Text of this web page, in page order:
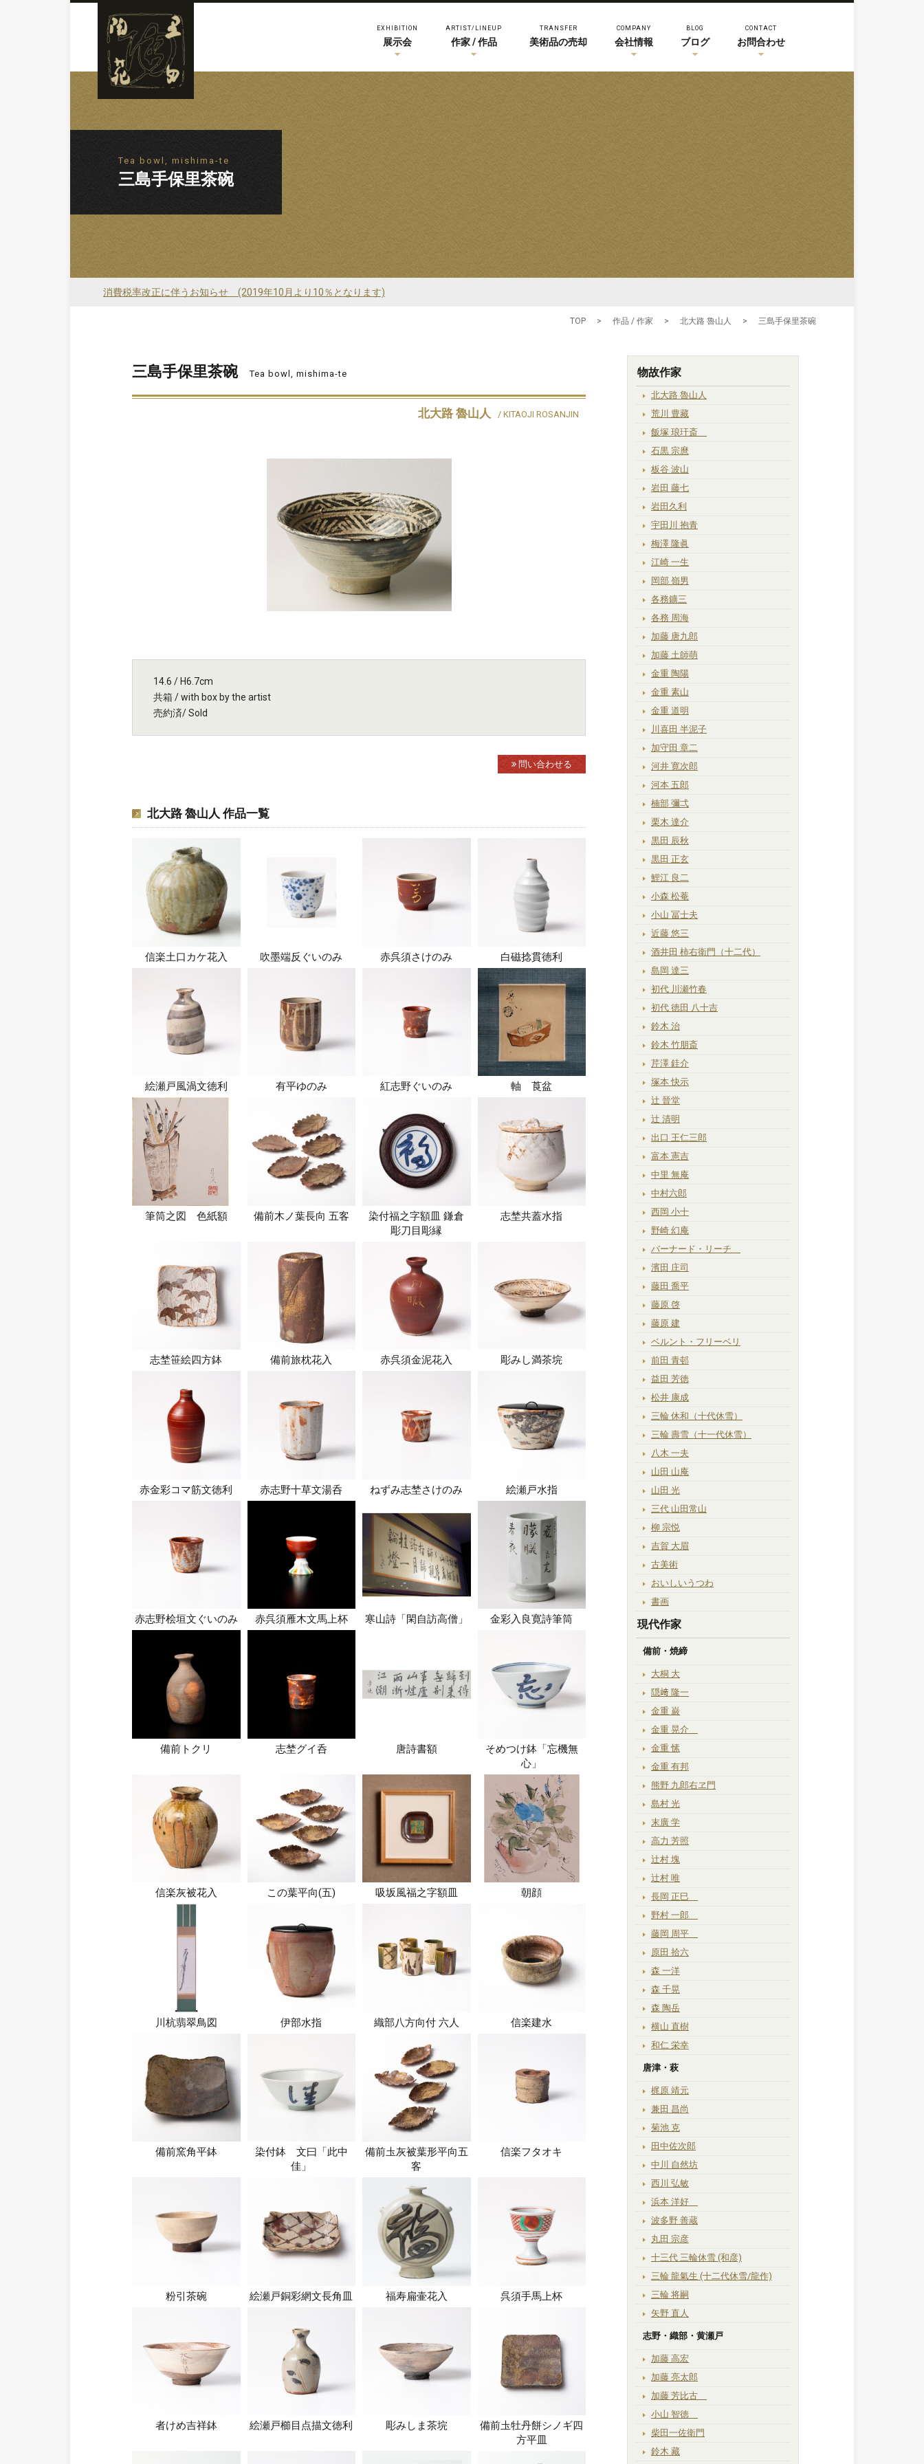
EXHIBITION
展示会
ARTIST/LINEUP
作家 / 作品
TRANSFER
美術品の売却
COMPANY
会社情報
BLOG
ブログ
CONTACT
お問合わせ
Tea bowl, mishima-te
三島手保里茶碗
消費税率改正に伴うお知らせ (2019年10月より10％となります)
TOP > 作品 / 作家 > 北大路 魯山人 > 三島手保里茶碗
三島手保里茶碗 Tea bowl, mishima-te
北大路 魯山人 / KITAOJI ROSANJIN
14.6 / H6.7cm
共箱 / with box by the artist
売約済/ Sold
問い合わせる
北大路 魯山人 作品一覧
信楽土口カケ花入 吹墨端反ぐいのみ 赤呉須さけのみ 白磁捻貫徳利
絵瀬戸風渦文徳利 有平ゆのみ 紅志野ぐいのみ 軸 莨盆
筆筒之図 色紙額 備前木ノ葉長向 五客
染付福之字額皿 鎌倉
彫刀目彫縁
志埜共蓋水指
志埜笹絵四方鉢 備前旅枕花入 赤呉須金泥花入 彫みし満茶垸
赤金彩コマ筋文徳利 赤志野十草文湯呑 ねずみ志埜さけのみ 絵瀬戸水指
赤志野桧垣文ぐいのみ 赤呉須雁木文馬上杯 寒山詩「閑自訪高僧」 金彩入良寛詩筆筒
備前トクリ 志埜グイ呑 唐詩書額
そめつけ鉢「忘機無
心」
信楽灰被花入 この葉平向(五) 吸坂風福之字額皿 朝顔
川杭翡翠鳥図 伊部水指 織部八方向付 六人 信楽建水
備前窯角平鉢
染付鉢 文曰「此中
佳」
備前圡灰被葉形平向五
客
信楽フタオキ
粉引茶碗 絵瀬戸銅彩網文長角皿 福寿扁壷花入 呉須手馬上杯
者けめ吉祥鉢 絵瀬戸櫛目点描文徳利 彫みしま茶垸
備前圡牡丹餅シノギ四
方平皿
物故作家
北大路 魯山人
荒川 豊藏
飯塚 琅玕斎
石黒 宗麿
板谷 波山
岩田 藤七
岩田久利
宇田川 抱青
梅澤 隆眞
江崎 一生
岡部 嶺男
各務鑛三
各務 周海
加藤 唐九郎
加藤 土師萌
金重 陶陽
金重 素山
金重 道明
川喜田 半泥子
加守田 章二
河井 寛次郎
河本 五郎
楠部 彌弌
栗木 達介
黒田 辰秋
黒田 正玄
鯉江 良二
小森 松菴
小山 冨士夫
近藤 悠三
酒井田 柿右衛門（十二代）
島岡 達三
初代 川瀬竹春
初代 徳田 八十吉
鈴木 治
鈴木 竹朋斎
芹澤 銈介
塚本 快示
辻 晉堂
辻 清明
出口 王仁三郎
富本 憲吉
中里 無庵
中村六郎
西岡 小十
野崎 幻庵
バーナード・リーチ
濱田 庄司
藤田 喬平
藤原 啓
藤原 建
ベルント・フリーベリ
前田 青邨
益田 芳徳
松井 康成
三輪 休和（十代休雪）
三輪 壽雪（十一代休雪）
八木 一夫
山田 山庵
山田 光
三代 山田常山
柳 宗悦
吉賀 大眉
古美術
おいしいうつわ
書画
現代作家
備前・焼締
大桐 大
隠﨑 隆一
金重 巌
金重 晃介
金重 愫
金重 有邦
熊野 九郎右ヱ門
島村 光
末廣 学
高力 芳照
辻村 塊
辻村 唯
長岡 正巳
野村 一郎
藤岡 周平
原田 拾六
森 一洋
森 千晃
森 陶岳
横山 直樹
和仁 栄幸
唐津・萩
梶原 靖元
兼田 昌尚
菊池 克
田中佐次郎
中川 自然坊
西川 弘敏
浜本 洋好
波多野 善蔵
丸田 宗彦
十三代 三輪休雪 (和彦)
三輪 龍氣生 (十二代休雪/龍作)
三輪 将嗣
矢野 直人
志野・織部・黄瀬戸
加藤 高宏
加藤 亮太郎
加藤 芳比古
小山 智徳
柴田一佐衛門
鈴木 藏